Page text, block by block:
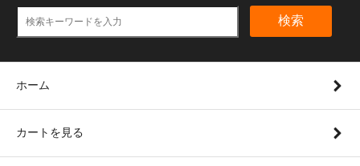
検索
ホーム
カートを見る